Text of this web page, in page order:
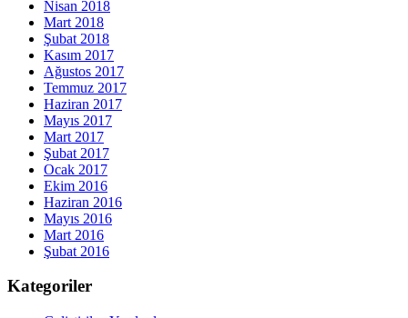
Nisan 2018
Mart 2018
Şubat 2018
Kasım 2017
Ağustos 2017
Temmuz 2017
Haziran 2017
Mayıs 2017
Mart 2017
Şubat 2017
Ocak 2017
Ekim 2016
Haziran 2016
Mayıs 2016
Mart 2016
Şubat 2016
Kategoriler